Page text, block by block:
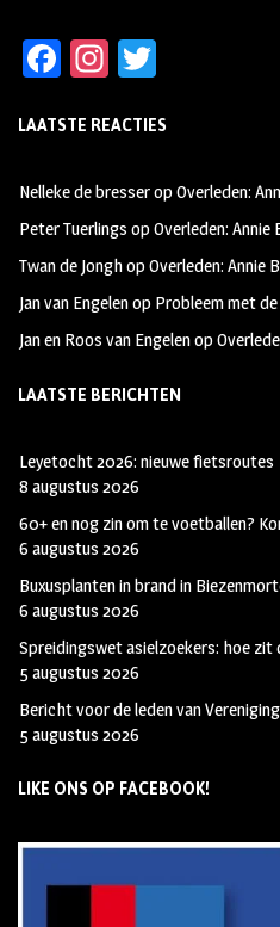
Fa
b
oo
k
In
ag
m
tt
LAATSTE REACTIES
Nelleke de bresseropOverleden:
Peter Tuerlings opOverleden: Annie
Twan de JonghopOverleden: Annie
Jan van Engelenop Probleem met
Jan en Roos van Engelenop
LAATSTE BERICHTEN
Leyetocht 2026: nieuwe fietsroutes
8 augustus 2026
60+ en nog zin om te voetballen?
6 augustus 2026
Buxusplanten in brand in
6 augustus 2026
Spreidingswet asielzoekers: hoe zit
5 augustus 2026
Bericht voor de leden van
5 augustus 2026
LIKE ONS OP FACEBOOK!